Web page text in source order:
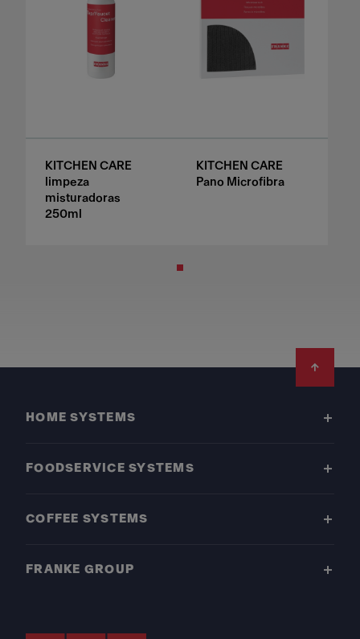
KITCHEN CARE
limpeza
misturadoras
250ml
KITCHEN CARE
Pano Microfibra
HOME SYSTEMS
FOODSERVICE SYSTEMS
COFFEE SYSTEMS
FRANKE GROUP